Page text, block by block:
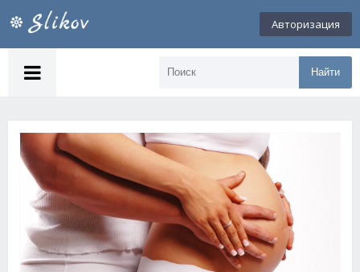
Авторизация
Найти